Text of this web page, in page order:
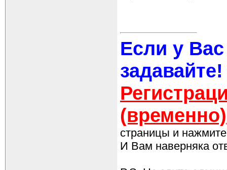
Если у
задавайте!
(временно)
страницы и
И Вам наверняка